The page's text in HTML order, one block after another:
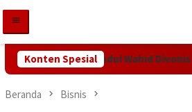
konten
Konten Spesial
Tuntutan KPK! Abdul Wahid Divonis 2
Beranda Bisnis